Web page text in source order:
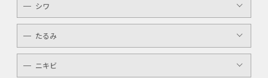
メンズ
アイライン
マッサージピール
ケミカルピーリング
シワ
ボトックスビスタ
たるみ
ニキビ